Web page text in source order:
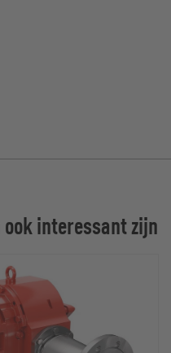
interessant zijn